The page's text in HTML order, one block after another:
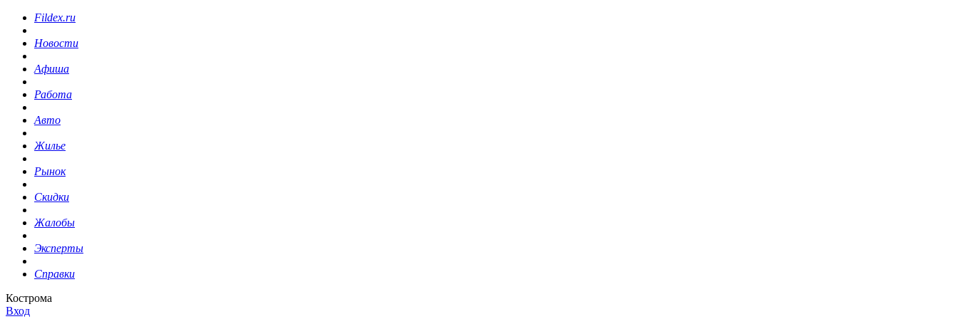
Fildex.ru
Новости
Афиша
Работа
Авто
Жилье
Рынок
Скидки
Жалобы
Эксперты
Справки
Кострома
Вход